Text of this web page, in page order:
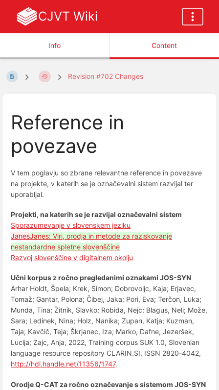
CJVT Wiki
Info Content
Revision #702 Changes
Reference in
povezave
V tem poglavju so zbrane relevantne reference in povezave
na projekte, v katerih se je označevalni sistem razvijal ter
uporabljal.
Projekti, na katerih se je razvijal označevalni sistem
Sporazumevanje v slovenskem jeziku
JanesJanes: Viri, orodja in metode za raziskovanje
nestandardne spletne slovenščine
Razvoj slovenščine v digitalnem okolju
Učni korpus z ročno pregledanimi oznakami JOS-SYN
Arhar Holdt, Špela; Krek, Simon; Dobrovoljc, Kaja; Erjavec,
Tomaž; Gantar, Polona; Čibej, Jaka; Pori, Eva; Terčon, Luka;
Munda, Tina; Žitnik, Slavko; Robida, Nejc; Blagus, Neli; Može,
Sara; Ledinek, Nina; Holz, Nanika; Zupan, Katja; Kuzman,
Taja; Kavčič, Teja; Škrjanec, Iza; Marko, Dafne; Jezeršek,
Lucija; Zajc, Anja, 2022, Training corpus SUK 1.0, Slovenian
language resource repository CLARIN.SI, ISSN 2820-4042,
http://hdl.handle.net/11356/1747.
Orodje Q-CAT za ročno označevanje s sistemom JOS-SYN